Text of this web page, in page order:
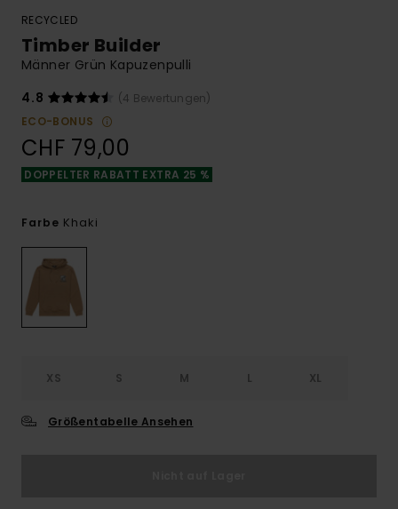
RECYCLED
Timber Builder
Männer Grün Kapuzenpulli
4.8
(4 Bewertungen)
ECO-BONUS
CHF 79,00
DOPPELTER RABATT EXTRA 25 %
Farbe Khaki
XS S M L XL
Größentabelle Ansehen